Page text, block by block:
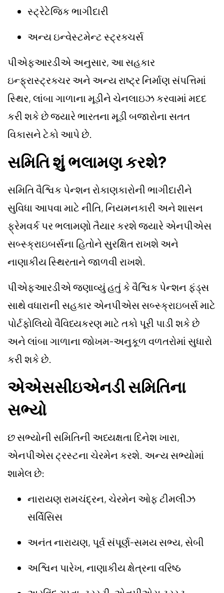
સ્ટ્રેટેજિક ભાગીદારી
અન્ય ઇન્વેસ્ટમેન્ટ સ્ટ્રક્ચર્સ
પીએફઆરડીએ અનુસાર, આ સહકાર
ઇન્ફ્રાસ્ટ્રક્ચર અને અન્ય રાષ્ટ્ર નિર્માણ સંપત્તિમાં
સ્થિર, લાંબા ગાળાના મૂડીને ચેનલાઇઝ કરવામાં મદદ
કરી શકે છે જ્યારે ભારતના મૂડી બજારોના સતત
વિકાસને ટેકો આપે છે.
સમિતિ શું ભલામણ કરશે?
સમિતિ વૈશ્વિક પેન્શન રોકાણકારોની ભાગીદારીને
સુવિધા આપવા માટે નીતિ, નિયમનકારી અને શાસન
ફ્રેમવર્ક પર ભલામણો તૈયાર કરશે જ્યારે એનપીએસ
સબ્સ્ક્રાઇબર્સના હિતોને સુરક્ષિત રાખશે અને
નાણાકીય સ્થિરતાને જાળવી રાખશે.
પીએફઆરડીએ જણાવ્યું હતું કે વૈશ્વિક પેન્શન ફંડ્સ
સાથે વધારાની સહકાર એનપીએસ સબ્સ્ક્રાઇબર્સ માટે
પોર્ટફોલિયો વૈવિધ્યકરણ માટે તકો પૂરી પાડી શકે છે
અને લાંબા ગાળાના જોખમ-અનુકૂળ વળતરોમાં સુધારો
કરી શકે છે.
એએસસીઇએનડી સમિતિના
સભ્યો
છ સભ્યોની સમિતિની અધ્યક્ષતા દિનેશ ખારા,
એનપીએસ ટ્રસ્ટના ચેરમેન કરશે. અન્ય સભ્યોમાં
શામેલ છે:
નારાયણ રામચંદ્રન, ચેરમેન ઓફ ટીમલીઝ
સર્વિસિસ
અનંત નારાયણ, પૂર્વ સંપૂર્ણ-સમય સભ્ય, સેબી
અશ્વિન પારેખ, નાણાકીય ક્ષેત્રના વરિષ્ઠ